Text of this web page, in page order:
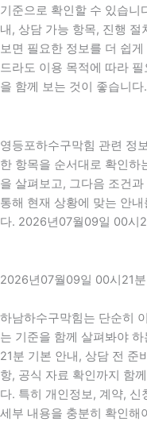
기준으로 확인할 수 있습
내, 상담 가능 항목, 진행 절
보면 필요한 정보를 더 쉽
드라도 이용 목적에 따라
을 함께 보는 것이 좋습니다.
영등포하수구막힘 관련 정
한 항목을 순서대로 확인하
을 살펴보고, 그다음 조건
통해 현재 상황에 맞는 안
다. 2026년07월09일 00시
2026년07월09일 00시21
하남하수구막힘는 단순히
는 기준을 함께 살펴봐야
21분 기본 안내, 상담 전 준
항, 공식 자료 확인까지 함
다. 특히 개인정보, 계약,
세부 내용을 충분히 확인해